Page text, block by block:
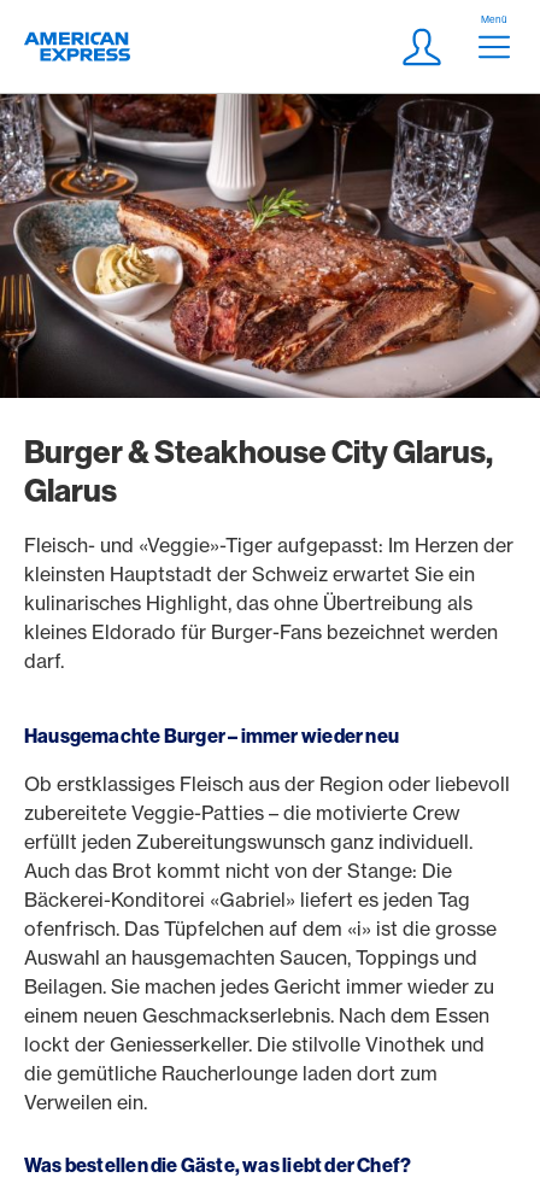
Logo
Meta
Login
Menü
Burger & Steakhouse City Glarus,
Glarus
Fleisch- und «Veggie»-Tiger aufgepasst: Im Herzen der
kleinsten Hauptstadt der Schweiz erwartet Sie ein
kulinarisches Highlight, das ohne Übertreibung als
kleines Eldorado für Burger-Fans bezeichnet werden
darf.
Hausgemachte Burger – immer wieder neu
Ob erstklassiges Fleisch aus der Region oder liebevoll
zubereitete Veggie-Patties – die motivierte Crew
erfüllt jeden Zubereitungswunsch ganz individuell.
Auch das Brot kommt nicht von der Stange: Die
Bäckerei-Konditorei «Gabriel» liefert es jeden Tag
ofenfrisch. Das Tüpfelchen auf dem «i» ist die grosse
Auswahl an hausgemachten Saucen, Toppings und
Beilagen. Sie machen jedes Gericht immer wieder zu
einem neuen Geschmackserlebnis. Nach dem Essen
lockt der Geniesserkeller. Die stilvolle Vinothek und
die gemütliche Raucherlounge laden dort zum
Verweilen ein.
Was bestellen die Gäste, was liebt der Chef?